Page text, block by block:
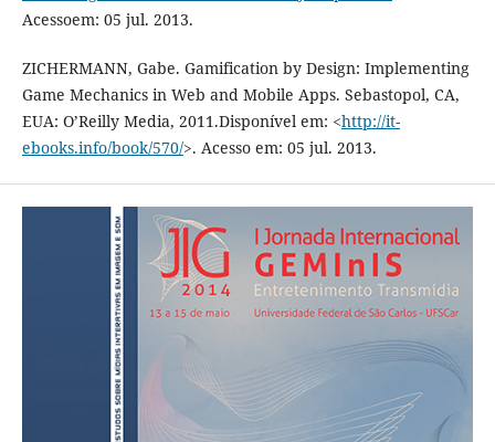
Acessoem: 05 jul. 2013.
ZICHERMANN, Gabe. Gamification by Design: Implementing
Game Mechanics in Web and Mobile Apps. Sebastopol, CA,
EUA: O’Reilly Media, 2011.Disponível em: <http://it-
ebooks.info/book/570/>. Acesso em: 05 jul. 2013.